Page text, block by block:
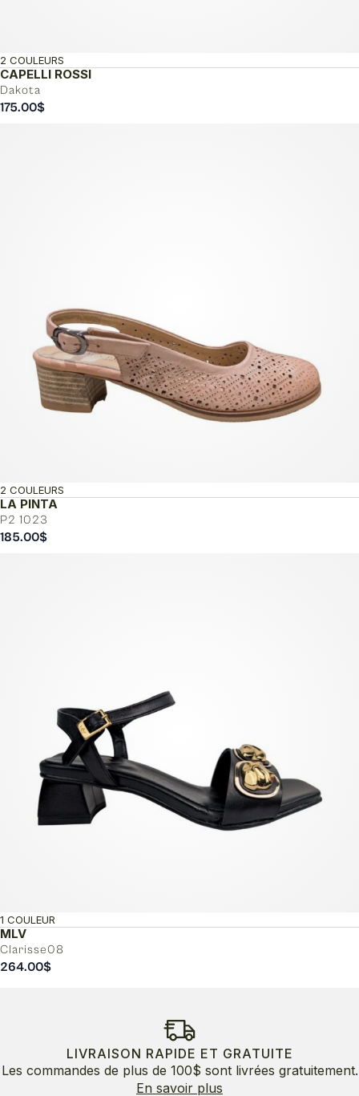
CAPELLI ROSSI
Dakota
2 COULEURS
175.00$
LA PINTA
P2 1023
2 COULEURS
185.00$
MLV
Clarisse08
1 COULEUR
264.00$
LIVRAISON RAPIDE ET GRATUITE
Les commandes de plus de 100$ sont livrées gratuitement.
En savoir plus